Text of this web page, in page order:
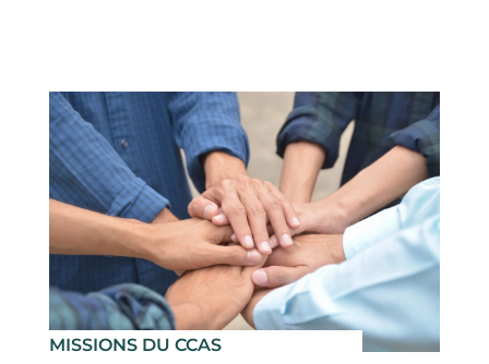
MISSIONS DU CCAS